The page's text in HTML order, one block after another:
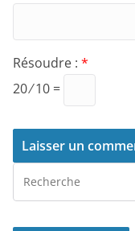
Résoudre : *
20 ⁄ 10 =